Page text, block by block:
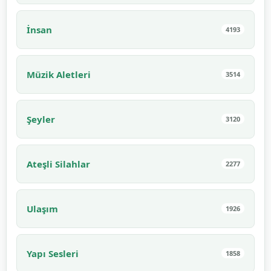
İnsan 4193
Müzik Aletleri 3514
Şeyler 3120
Ateşli Silahlar 2277
Ulaşım 1926
Yapı Sesleri 1858